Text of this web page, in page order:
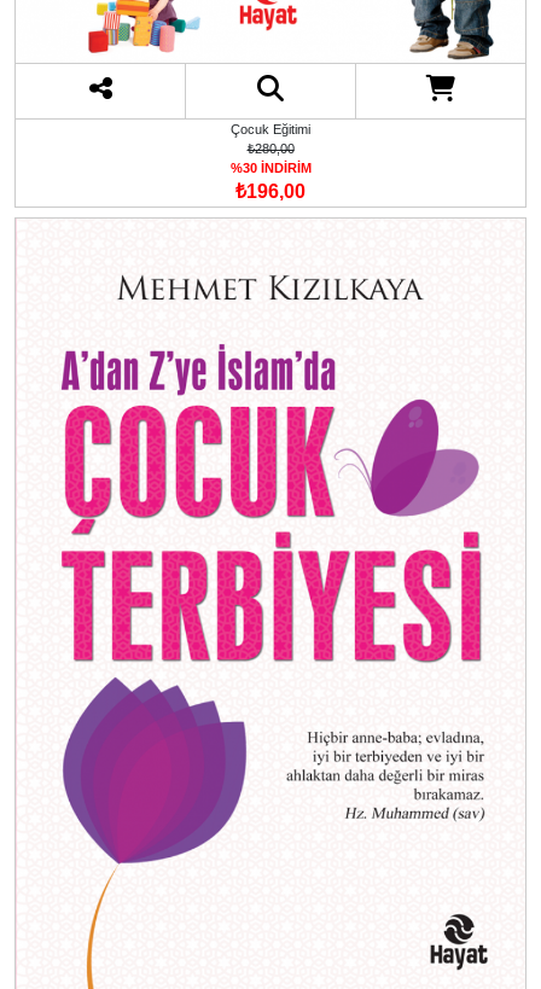
Çocuk Eğitimi
₺280,00
%30 İNDİRİM
₺196,00